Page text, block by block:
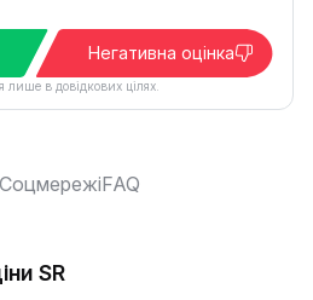
Негативна оцінка
лише в довідкових цілях.
СоцмережіFAQ
SR